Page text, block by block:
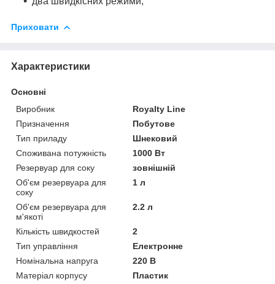
Приховати
Характеристики
Основні
Виробник
Royalty Line
Призначення
Побутове
Тип приладу
Шнековий
Споживана потужність
1000 Вт
Резервуар для соку
зовнішній
Об'єм резервуара для
соку
1 л
Об'єм резервуара для
м'якоті
2.2 л
Кількість швидкостей
2
Тип управління
Електронне
Номінальна напруга
220 В
Матеріал корпусу
Пластик